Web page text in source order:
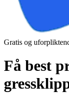
Gratis og
Få best